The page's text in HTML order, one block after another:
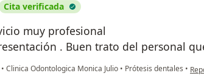
Cita verificada
muy profesional
. Buen trato del personal
• Clinica Odontologica Monica Julio • Prótesis dentales • en